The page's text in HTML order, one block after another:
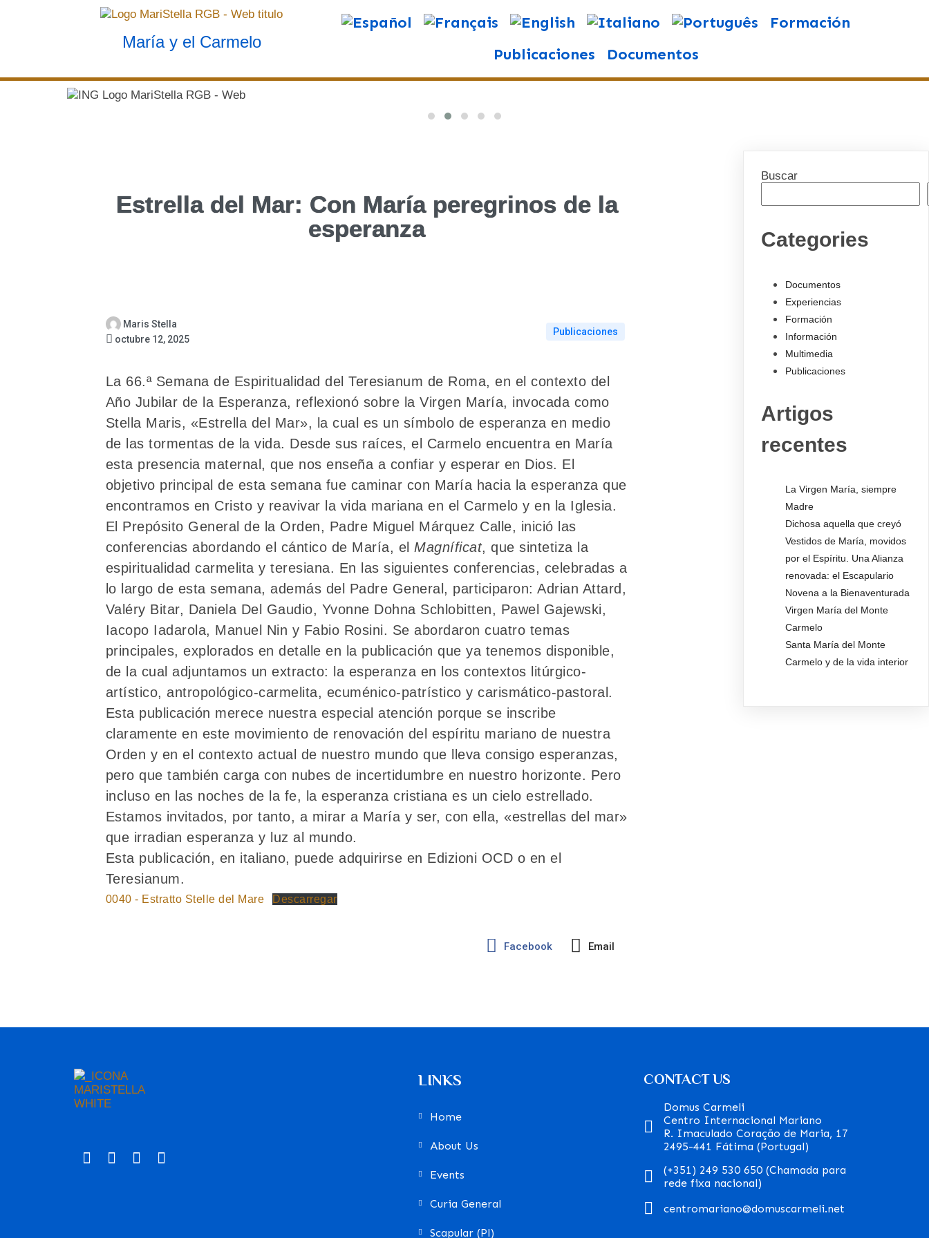
María y el Carmelo
Formación
Publicaciones
Documentos
Estrella del Mar: Con María peregrinos de la
esperanza
Maris Stella
octubre 12, 2025
Publicaciones
La 66.ª Semana de Espiritualidad del Teresianum de Roma, en el contexto del
Año Jubilar de la Esperanza, reflexionó sobre la Virgen María, invocada como
Stella Maris, «Estrella del Mar», la cual es un símbolo de esperanza en medio
de las tormentas de la vida. Desde sus raíces, el Carmelo encuentra en María
esta presencia maternal, que nos enseña a confiar y esperar en Dios. El
objetivo principal de esta semana fue caminar con María hacia la esperanza que
encontramos en Cristo y reavivar la vida mariana en el Carmelo y en la Iglesia.
El Prepósito General de la Orden, Padre Miguel Márquez Calle, inició las
conferencias abordando el cántico de María, elMagníficat, que sintetiza la
espiritualidad carmelita y teresiana. En las siguientes conferencias, celebradas a
lo largo de esta semana, además del Padre General, participaron: Adrian Attard,
Valéry Bitar, Daniela Del Gaudio, Yvonne Dohna Schlobitten, Pawel Gajewski,
Iacopo Iadarola, Manuel Nin y Fabio Rosini. Se abordaron cuatro temas
principales, explorados en detalle en la publicación que ya tenemos disponible,
de la cual adjuntamos un extracto: la esperanza en los contextos litúrgico-
artístico, antropológico-carmelita, ecuménico-patrístico y carismático-pastoral.
Esta publicación merece nuestra especial atención porque se inscribe
claramente en este movimiento de renovación del espíritu mariano de nuestra
Orden y en el contexto actual de nuestro mundo que lleva consigo esperanzas,
pero que también carga con nubes de incertidumbre en nuestro horizonte. Pero
incluso en las noches de la fe, la esperanza cristiana es un cielo estrellado.
Estamos invitados, por tanto, a mirar a María y ser, con ella, «estrellas del mar»
que irradian esperanza y luz al mundo.
Esta publicación, en italiano, puede adquirirse en Edizioni OCD o en el
Teresianum.
0040 - Estratto Stelle del Mare Descarregar
Facebook Email
Buscar
Categories
Documentos
Experiencias
Formación
Información
Multimedia
Publicaciones
Artigos
recentes
La Virgen María, siempre
Madre
Dichosa aquella que creyó
Vestidos de María, movidos
por el Espíritu. Una Alianza
renovada: el Escapulario
Novena a la Bienaventurada
Virgen María del Monte
Carmelo
Santa María del Monte
Carmelo y de la vida interior
LINKS
Home
About Us
Events
Curia General
Scapular (Pl)
CONTACT US
Domus Carmeli
Centro Internacional Mariano
R. Imaculado Coração de Maria, 17
2495-441 Fátima (Portugal)
(+351) 249 530 650 (Chamada para
rede fixa nacional)
centromariano@domuscarmeli.net